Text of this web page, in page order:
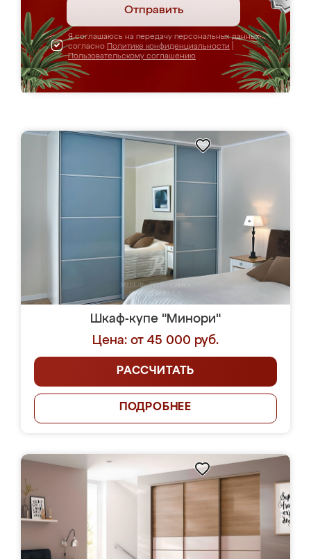
Отправить
Я соглашаюсь на передачу персональных данных
согласно Политике конфиденциальности
Пользовательскому соглашению
Шкаф-купе "Минори"
Цена: от 45 000 руб.
РАССЧИТАТЬ
ПОДРОБНЕЕ